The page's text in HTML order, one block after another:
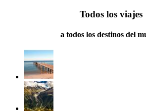
Todos los viajes
a todos los destinos del